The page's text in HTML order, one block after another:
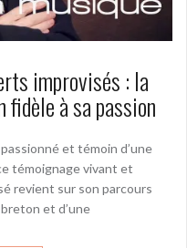
improvisés : la
fidèle à sa passion
et témoin d’une
témoignage vivant et
revient sur son parcours
et d’une